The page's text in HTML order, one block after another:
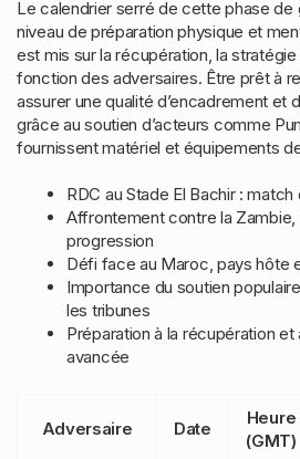
Le calendrier serré de cette phase de
niveau de préparation physique et
est mis sur la récupération, la stratégie
fonction des adversaires. Être prêt à
assurer une qualité d’encadrement et
grâce au soutien d’acteurs comme
fournissent matériel et équipements
RDC au Stade El Bachir : match
Affrontement contre la Zambie,
progression
Défi face au Maroc, pays hôte
Importance du soutien
les tribunes
Préparation à la récupération
avancée
Adversaire Date
Heure
(GMT)